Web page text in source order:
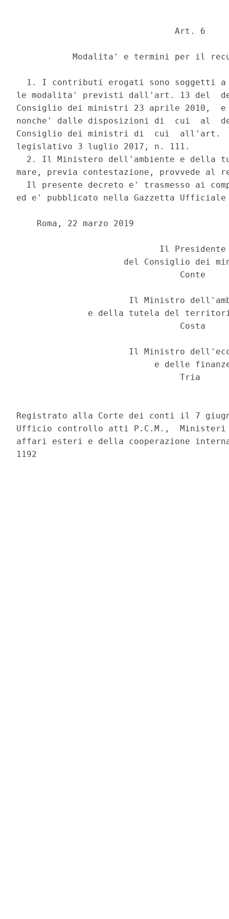
                               Art. 6
Modalita' e termini per il
1. I contributi erogati sono soggetti
le modalita' previsti dall'art. 13 del
Consiglio dei ministri 23 aprile 2010,  e
nonche' dalle disposizioni di  cui  al
Consiglio dei ministri di  cui  all'art.
legislativo 3 luglio 2017, n. 111.
2. Il Ministero dell'ambiente e della
mare, previa contestazione, provvede al
Il presente decreto e' trasmesso ai
ed e' pubblicato nella Gazzetta
    Roma, 22 marzo 2019
Il
del Consiglio dei
                                Conte
Il Ministro
e della tutela del
                                Costa
Il Ministro
e delle
                                Tria
Registrato alla Corte dei conti il 7
Ufficio controllo atti P.C.M.,
affari esteri e della cooperazione